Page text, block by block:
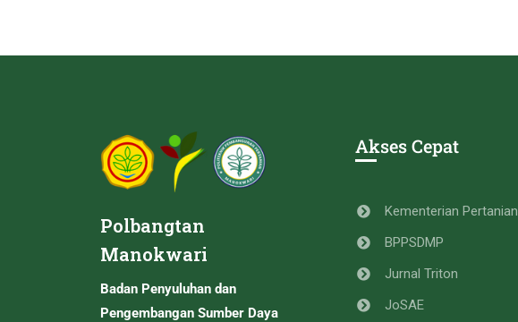
Polbangtan
Manokwari
Badan Penyuluhan dan
Pengembangan Sumber Daya
Akses Cepat
Kementerian Pertanian
BPPSDMP
Jurnal Triton
JoSAE